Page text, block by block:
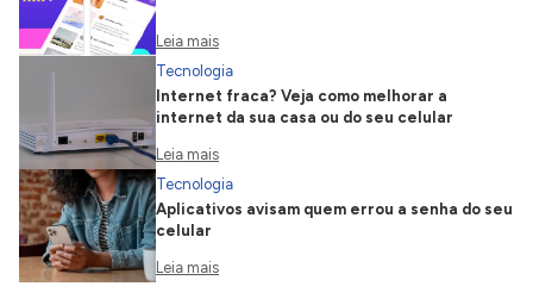
Leia mais
Tecnologia
Internet fraca? Veja como melhorar a
internet da sua casa ou do seu celular
Leia mais
Tecnologia
Aplicativos avisam quem errou a senha do seu
celular
Leia mais